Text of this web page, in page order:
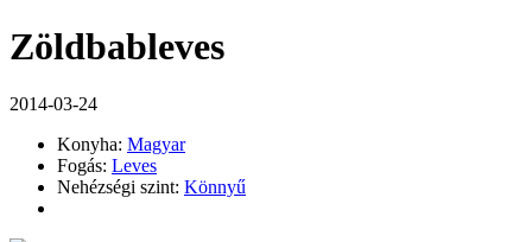
Zöldbableves
2014-03-24
Konyha: Magyar
Fogás: Leves
Nehézségi szint: Könnyű